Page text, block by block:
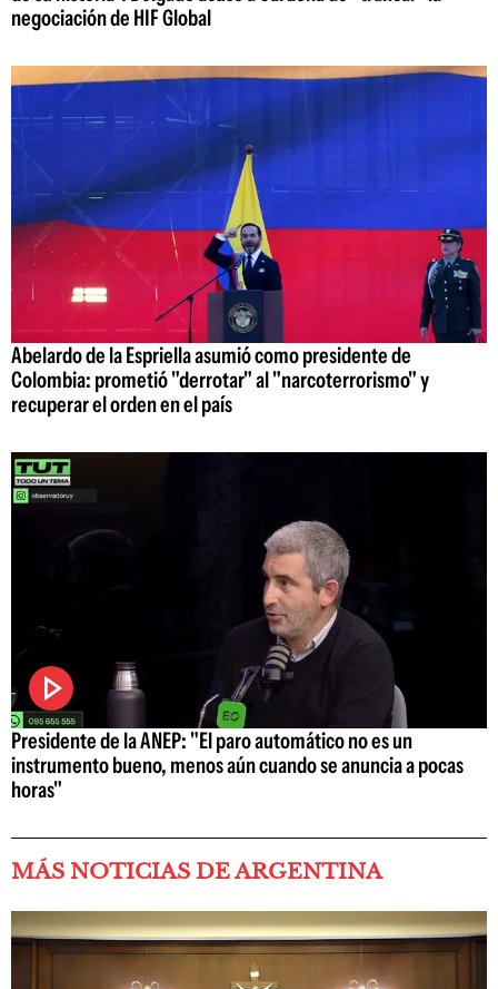
negociación de HIF Global
Abelardo de la Espriella asumió como presidente de
Colombia: prometió "derrotar" al "narcoterrorismo" y
recuperar el orden en el país
Presidente de la ANEP: "El paro automático no es un
instrumento bueno, menos aún cuando se anuncia a pocas
horas"
MÁS NOTICIAS DE ARGENTINA